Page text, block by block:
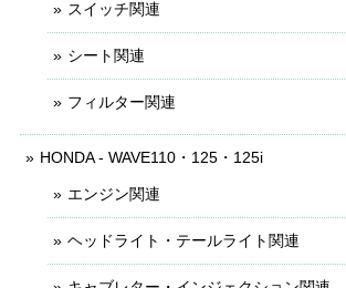
スイッチ関連
シート関連
フィルター関連
HONDA - WAVE110・125・125i
エンジン関連
ヘッドライト・テールライト関連